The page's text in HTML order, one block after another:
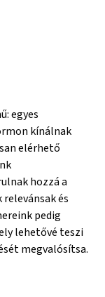
other}University
egyes
kínálnak
elérhető
hozzá a
és
pedig
lehetővé teszi
megvalósítsa.